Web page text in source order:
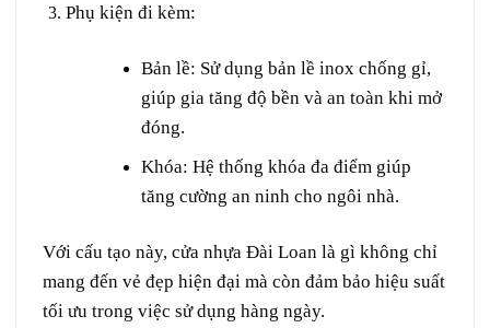
Phụ kiện đi kèm:
Bản lề: Sử dụng bản lề inox chống gỉ,
giúp gia tăng độ bền và an toàn khi mở
đóng.
Khóa: Hệ thống khóa đa điểm giúp
tăng cường an ninh cho ngôi nhà.
Với cấu tạo này, cửa nhựa Đài Loan là gì không chỉ
mang đến vẻ đẹp hiện đại mà còn đảm bảo hiệu suất
tối ưu trong việc sử dụng hàng ngày.